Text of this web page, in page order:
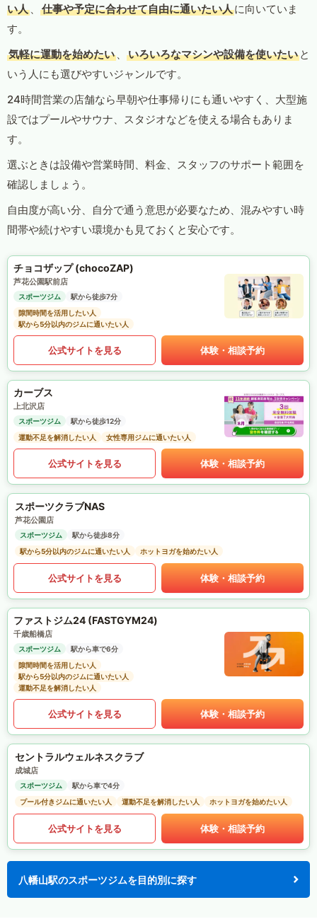
い人 、 仕事や予定に合わせて自由に通いたい人に向いていま
す。
気軽に運動を始めたい 、 いろいろなマシンや設備を使いたい と
いう人にも選びやすいジャンルです。
24時間営業の店舗なら早朝や仕事帰りにも通いやすく、大型施
設ではプールやサウナ、スタジオなどを使える場合もありま
す。
選ぶときは設備や営業時間、料金、スタッフのサポート範囲を
確認しましょう。
自由度が高い分、自分で通う意思が必要なため、混みやすい時
間帯や続けやすい環境かも見ておくと安心です。
チョコザップ (chocoZAP)
芦花公園駅前店
スポーツジム
駅から徒歩7分
隙間時間を活用したい人
駅から5分以内のジムに通いたい人
公式サイトを見る 体験・相談予約
カーブス
上北沢店
スポーツジム
駅から徒歩12分
運動不足を解消したい人
女性専用ジムに通いたい人
公式サイトを見る 体験・相談予約
スポーツクラブNAS
芦花公園店
スポーツジム
駅から徒歩8分
駅から5分以内のジムに通いたい人
ホットヨガを始めたい人
公式サイトを見る 体験・相談予約
ファストジム24 (FASTGYM24)
千歳船橋店
スポーツジム
駅から車で6分
隙間時間を活用したい人
駅から5分以内のジムに通いたい人
運動不足を解消したい人
公式サイトを見る 体験・相談予約
セントラルウェルネスクラブ
成城店
スポーツジム
駅から車で4分
プール付きジムに通いたい人
運動不足を解消したい人 ホットヨガを始めたい人
公式サイトを見る 体験・相談予約
八幡山駅のスポーツジムを目的別に探す